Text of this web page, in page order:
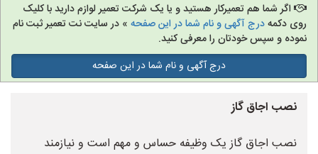
اگر شما هم تعمیرکار هستید و یا یک شرکت تعمیر لوازم دارید با کلیک
روی دکمهدرج آگهی و نام شما در این صفحه » در سایت نت تعمیر ثبت نام
نموده و سپس خودتان را معرفی کنید.
درج آگهی و نام شما در این صفحه
نصب اجاق گاز
نصب اجاق گاز یک وظیفه حساس و مهم است و نیازمند